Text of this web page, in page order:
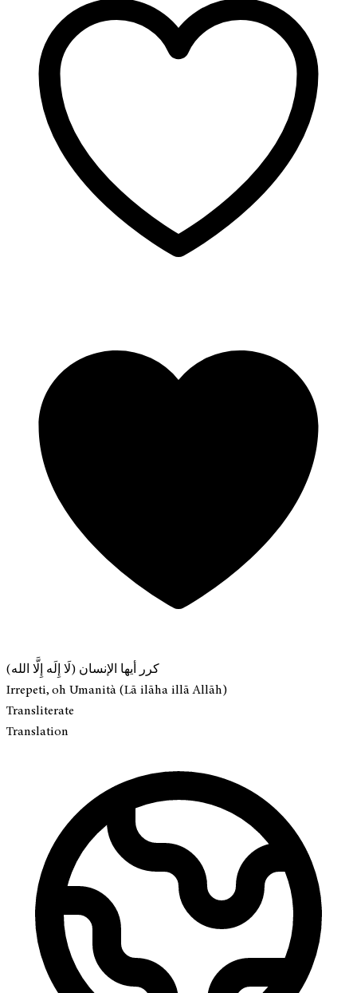
كرر أيها الإنسان (لَا إِلَه إِلَّا الله)
Irrepeti, oh Umanità (Lā ilāha illā Allāh)
Transliterate
Translation